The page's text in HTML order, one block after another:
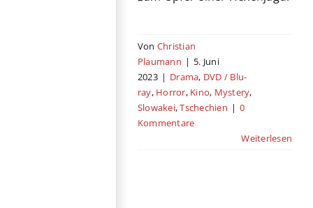
Von Christian
Plaumann | 5. Juni
2023 | Drama, DVD / Blu-
ray, Horror, Kino, Mystery,
Slowakei,Tschechien | 0
Kommentare
Weiterlesen